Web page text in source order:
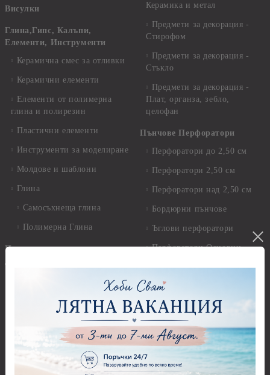
Висулки
Глина,Гипс, Калъпи,
Елементи, Инструменти
Керамична смес за отливки
Керамични елементи
Елементи от полимерна
глина и полирезин
Пластични елементи
Инструменти за моделиране
Молдове и шаблони
Глина
Самосъхнеща глина
Полимерна Глина
Приложни техники и
Декупаж
Оризова декупажна
хартия А4 - Alchemy of Art -
Оризова декупажна хартия
А4 - Itd. Collection - 25-30
гр.
Керамика и метал
Предмети за декорация -
Стирофом
Предмети за декорация -
Стъкло
Предмети за декорация -
Плат, органза, зебло,
целофан
Пънчове Перфоратори
Перфоратори до 2,50 см
Перфоратори 2,50 см
Перфоратори над 2,50 см
Бордюрни пънчове
Ъглови перфоратори
Перфоратори Основни
Перфоратори - Сърца и
звезди
Перфоратори - Цветя, листа
и клонки
Перфоратори - Детски
Перфоратори - Животни